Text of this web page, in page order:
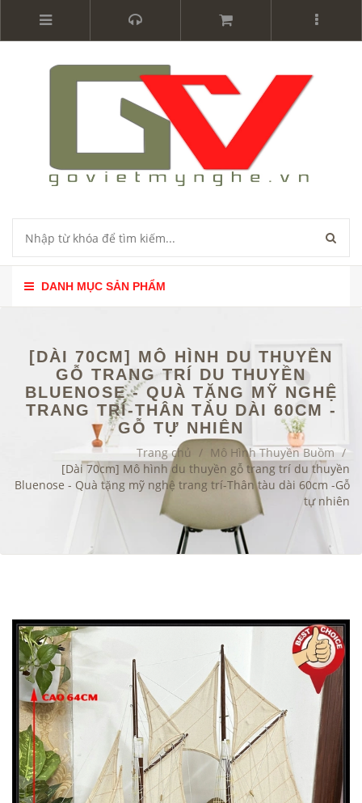
DANH MỤC SẢN PHẨM
[DÀI 70CM] MÔ HÌNH DU THUYỀN
GỖ TRANG TRÍ DU THUYỀN
BLUENOSE - QUÀ TẶNG MỸ NGHỆ
TRANG TRÍ-THÂN TÀU DÀI 60CM -
GỖ TỰ NHIÊN
Trang chủ / Mô Hình Thuyền Buồm /
[Dài 70cm] Mô hình du thuyền gỗ trang trí du thuyền
Bluenose - Quà tặng mỹ nghệ trang trí-Thân tàu dài 60cm -Gỗ
tự nhiên